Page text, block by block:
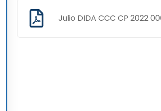
Julio DIDA CCC CP 2022